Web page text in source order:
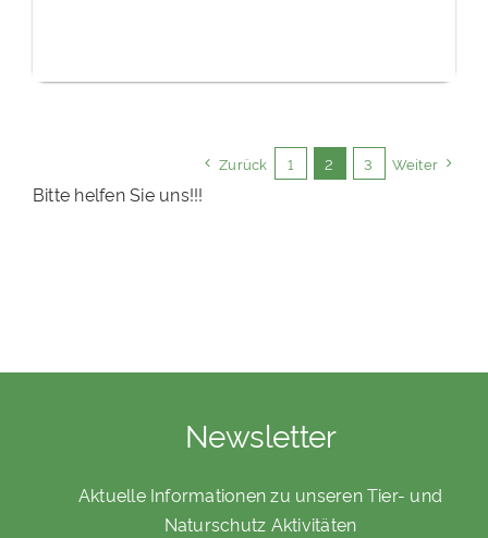
Zurück 1 2 3 Weiter
Bitte helfen Sie uns!!!
Newsletter
Aktuelle Informationen zu unseren Tier- und
Naturschutz Aktivitäten